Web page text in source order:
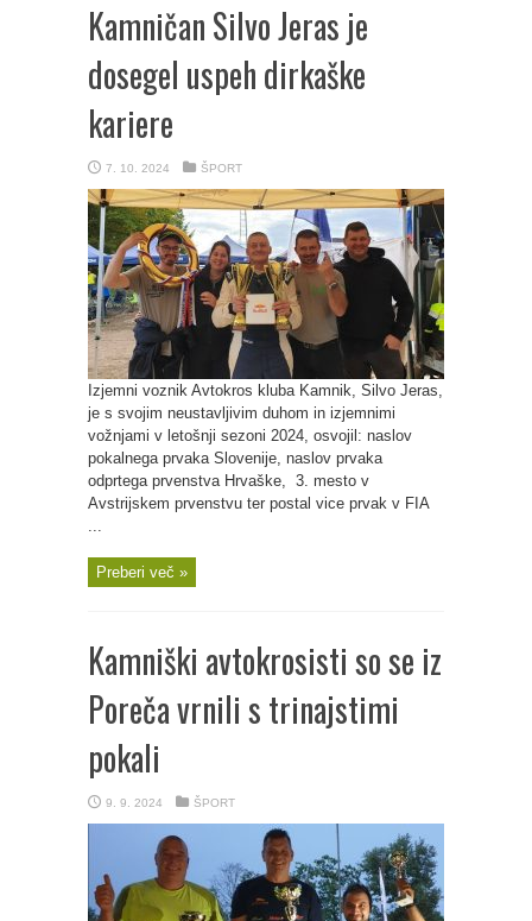
Kamničan Silvo Jeras je
dosegel uspeh dirkaške
kariere
7. 10. 2024 ŠPORT
Izjemni voznik Avtokros kluba Kamnik, Silvo Jeras,
je s svojim neustavljivim duhom in izjemnimi
vožnjami v letošnji sezoni 2024, osvojil: naslov
pokalnega prvaka Slovenije, naslov prvaka
odprtega prvenstva Hrvaške, 3. mesto v
Avstrijskem prvenstvu ter postal vice prvak v FIA
...
Preberi več »
Kamniški avtokrosisti so se iz
Poreča vrnili s trinajstimi
pokali
9. 9. 2024 ŠPORT